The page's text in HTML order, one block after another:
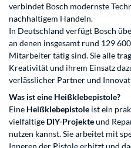
verbindet Bosch modernste
nachhaltigem Handeln.
In Deutschland verfügt Bosch
an denen insgesamt rund 129
Mitarbeiter tätig sind. Sie alle
Kreativität und ihrem Einsatz
verlässlicher Partner und
Was ist eine Heißklebepistole?
Eine Heißklebepistole ist ein
vielfältige DIY-Projekteund
nutzen kannst. Sie arbeitet mit